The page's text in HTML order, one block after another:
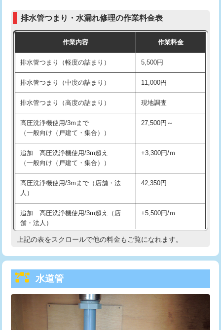
追加人工 16,500円
現場見積
※給水管工事は20mmまでの価格です。
交換・取付（その他部品） 11,000円+材料費
持込商品取付（単水栓） 13,200円
持込商品取付（混合水栓） 16,500円
持込商品取付（浄水器・分岐水栓） 16,500円
給水管工事※（ホール加工) 16,500円
給水管工事※（バンド止め) 3,300円
給水管工事※（支持金具設置)
給水管工事※（保温材使用（バンド止
め込み）)
5,500円
給水管工事※（土の掘削・埋め戻し作
業)
11,000円
給水管工事※（塩ビ管（VP・HI）使
用/3ｍまで)
33,000円
給水管工事※（塩ビ管（VP・HI）使
+8,800円
給水管工事※（ライニング鋼管・銅
管・ポリ管・HT管使用/3ｍまで)
給水管工事※（ライニング鋼管・銅
管・ポリ管・HT管使用/3ｍ超え)
排水管つまり・水漏れ修理の作業料金表
作業内容 作業料金
排水管つまり（軽度の詰まり） 5,500円
排水管つまり（中度の詰まり） 11,000円
排水管つまり（高度の詰まり） 現地調査
高圧洗浄機使用/3mまで
（一般向け（戸建て・集合））
27,500円～
追加 高圧洗浄機使用/3m超え
（一般向け（戸建て・集合））
+3,300円/ｍ
高圧洗浄機使用/3mまで（店舗・法
人）
42,350円
追加 高圧洗浄機使用/3m超え（店
舗・法人）
+5,500円/ｍ
高度高圧洗浄換 現地調査
トーラー機使用/3mまで
追加トーラー機使用/3m超え
33,000円
上記の表をスクロールで他の料金もご覧になれます。
水道管